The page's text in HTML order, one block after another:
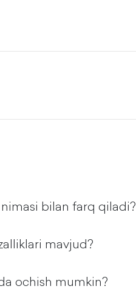
bilan farq qiladi?
mavjud?
ochish mumkin?